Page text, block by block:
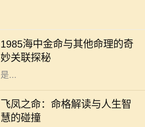
1985海中金命与其他命理的奇
妙关联探秘
运都受到出生年份、月份、日子和时
辰的影响。1985年出生的人，被称为
“海中金”。这一命理的特征，指的
是...
飞凤之命：命格解读与人生智
慧的碰撞
在中国传统命理学中，飞凤之命是一
种独特而珍贵的命格。它象征着高
贵、优雅与灵动，常被视为一种幸运
和祝福的象征。命格中蕴含的飞凤，